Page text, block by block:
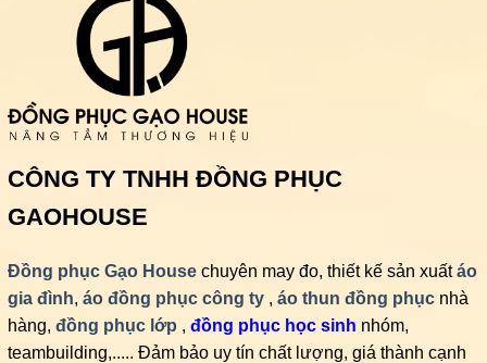
CÔNG TY TNHH ĐỒNG PHỤC
GAOHOUSE
Đồng phục Gạo Housechuyên may đo, thiết kế sản xuấtáo
gia đình, áo đồng phục công ty, áo thun đồng phụcnhà
hàng, đồng phục lớp , đồng phục học sinh nhóm,
teambuilding,..... Đảm bảo uy tín chất lượng, giá thành cạnh